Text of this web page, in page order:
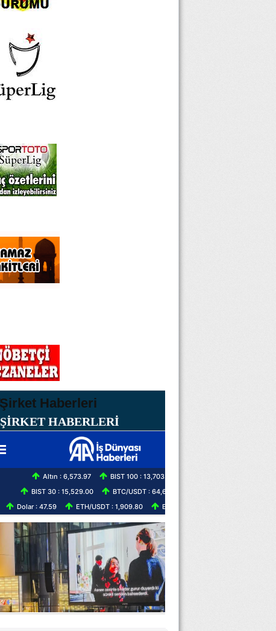
ŞİRKET HABERLERİ